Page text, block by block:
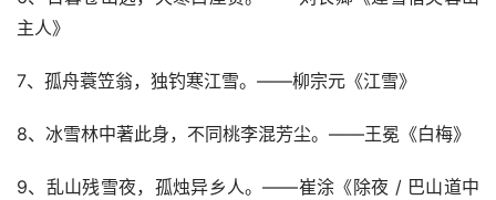
主人》
7、孤舟蓑笠翁，独钓寒江雪。——柳宗元《江雪》
8、冰雪林中著此身，不同桃李混芳尘。——王冕《白梅》
9、乱山残雪夜，孤烛异乡人。——崔涂《除夜 / 巴山道中